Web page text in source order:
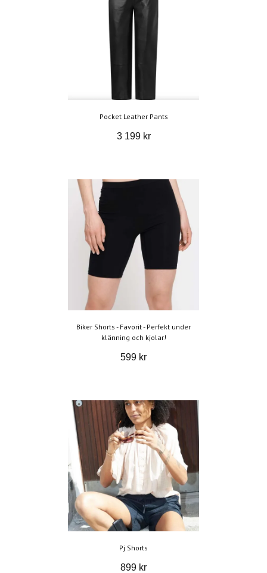
Pocket Leather Pants
3 199 kr
Biker Shorts - Favorit - Perfekt under
klänning och kjolar!
599 kr
Pj Shorts
899 kr